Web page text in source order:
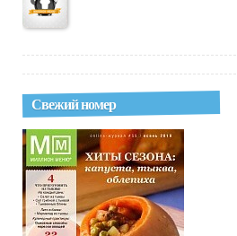
Свежий номер